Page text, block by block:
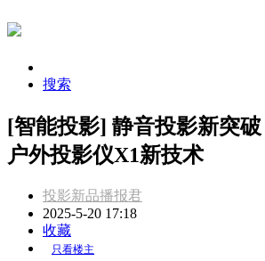
搜索
[智能投影] 静音投影新突
户外投影仪X1新技术
投影新品播报君
2025-5-20 17:18
收藏
只看楼主